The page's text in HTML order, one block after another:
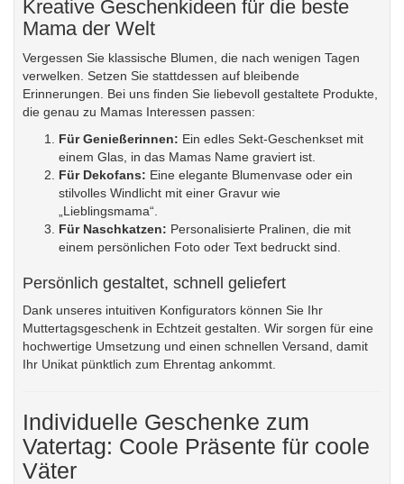
Kreative Geschenkideen für die beste
Mama der Welt
Vergessen Sie klassische Blumen, die nach wenigen Tagen
verwelken. Setzen Sie stattdessen auf bleibende
Erinnerungen. Bei uns finden Sie liebevoll gestaltete Produkte,
die genau zu Mamas Interessen passen:
Für Genießerinnen: Ein edles Sekt-Geschenkset mit
einem Glas, in das Mamas Name graviert ist.
Für Dekofans: Eine elegante Blumenvase oder ein
stilvolles Windlicht mit einer Gravur wie
„Lieblingsmama“.
Für Naschkatzen: Personalisierte Pralinen , die mit
einem persönlichen Foto oder Text bedruckt sind.
Persönlich gestaltet, schnell geliefert
Dank unseres intuitiven Konfigurators können Sie Ihr
Muttertagsgeschenk in Echtzeit gestalten. Wir sorgen für eine
hochwertige Umsetzung und einen schnellen Versand, damit
Ihr Unikat pünktlich zum Ehrentag ankommt.
Individuelle Geschenke zum
Vatertag: Coole Präsente für coole
Väter